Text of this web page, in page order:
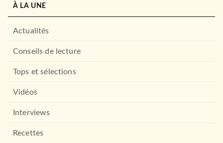
À LA UNE
Actualités
Conseils de lecture
Tops et sélections
Vidéos
Interviews
Recettes